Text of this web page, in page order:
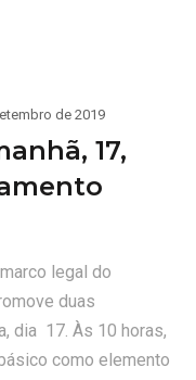
de 2019
17,
legal do
duas
dia 17. Às 10 horas,
como elemento